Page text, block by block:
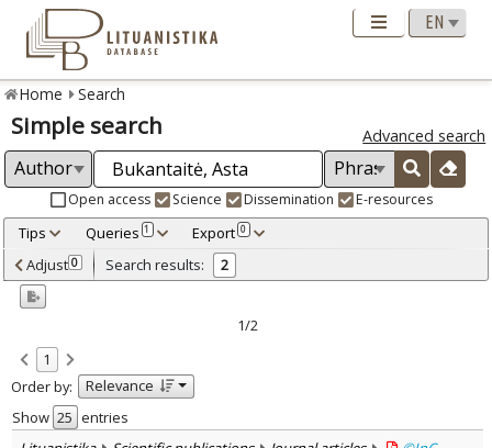
Home Search
Simple search Advanced search
Open access Science Dissemination E-resources
Tips Queries 1 Export 0
Adjusted by criteria 0
Year
Refine
Open access
Scientific publications 2
Document Type:
Journal articles 2
Adjust 0 Search results: 2
1/2
1
Order by:
Relevance
Show
entries